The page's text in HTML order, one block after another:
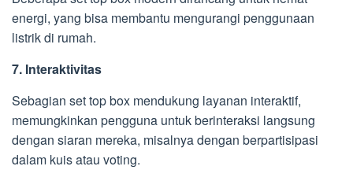
energi, yang bisa membantu mengurangi penggunaan
listrik di rumah.
7. Interaktivitas
Sebagian set top box mendukung layanan interaktif,
memungkinkan pengguna untuk berinteraksi langsung
dengan siaran mereka, misalnya dengan berpartisipasi
dalam kuis atau voting.